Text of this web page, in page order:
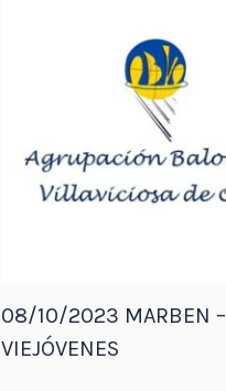
08/10/2023 MARBEN –
VIEJÓVENES